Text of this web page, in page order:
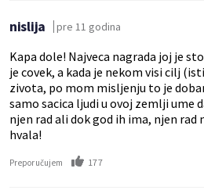
nislija pre 11 godina
Kapa dole! Najveca nagrada joj je
je covek, a kada je nekom visi cilj
zivota, po mom misljenju to je
samo sacica ljudi u ovoj zemlji ume
njen rad ali dok god ih ima, njen rad
hvala!
Preporučujem 177